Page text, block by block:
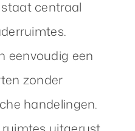
centraal
eenvoudig een
zonder
handelingen.